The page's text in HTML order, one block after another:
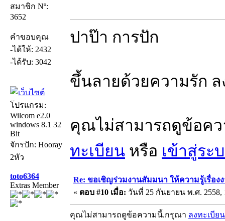
สมาชิก Nº:
3652
คำขอบคุณ
-ได้ให้: 2432
-ได้รับ: 3042
โปรแกรม:
Wilcom e2.0
windows 8.1 32
Bit
จักรปัก: Hooray
2หัว
ปาป๊า การปัก
ขึ้นลายด้วยความรัก
คุณไม่สามารถดูข้อค
ทะเบียน หรือ เข้าสู่ระ
toto6364
Extras Member
Re: ขอเชิญร่วมงานสัมมนา ให้ความรู้เรื่อง
« ตอบ #10 เมื่อ: วันที่ 25 กันยายน พ.ศ. 2558,
คุณไม่สามารถดูข้อความนี้.กรุณา ลงทะเบียน